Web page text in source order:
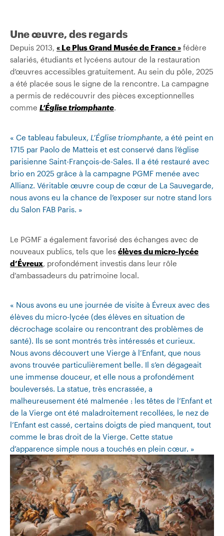
Une œuvre, des regards
Depuis 2013, « Le Plus Grand Musée de France » fédère
salariés, étudiants et lycéens autour de la restauration
d’œuvres accessibles gratuitement. Au sein du pôle, 2025
a été placée sous le signe de la rencontre. La campagne
a permis de redécouvrir des pièces exceptionnelles
comme L’Église triomphante.
« Ce tableau fabuleux, L’Église triomphante, a été peint en
1715 par Paolo de Matteis et est conservé dans l’église
parisienne Saint-François-de-Sales. Il a été restauré avec
brio en 2025 grâce à la campagne PGMF menée avec
Allianz. Véritable œuvre coup de cœur de La Sauvegarde,
nous avons eu la chance de l’exposer sur notre stand lors
du Salon FAB Paris. »
Le PGMF a également favorisé des échanges avec de
nouveaux publics, tels que les élèves du micro-lycée
d’Évreux, profondément investis dans leur rôle
d’ambassadeurs du patrimoine local.
« Nous avons eu une journée de visite à Évreux avec des
élèves du micro-lycée (des élèves en situation de
décrochage scolaire ou rencontrant des problèmes de
santé). Ils se sont montrés très intéressés et curieux.
Nous avons découvert une Vierge à l’Enfant, que nous
avons trouvée particulièrement belle. Il s’en dégageait
une immense douceur, et elle nous a profondément
bouleversés. La statue, très encrassée, a
malheureusement été malmenée : les têtes de l’Enfant et
de la Vierge ont été maladroitement recollées, le nez de
l’Enfant est cassé, certains doigts de pied manquent, tout
comme le bras droit de la Vierge. Cette statue
d’apparence simple nous a touchés en plein cœur. »